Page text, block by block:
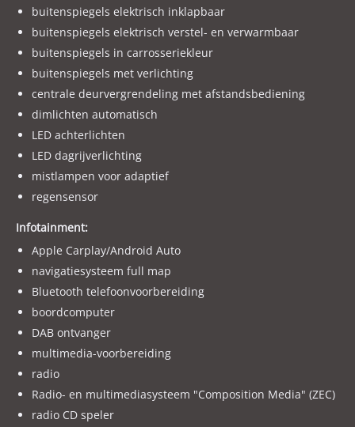
Voor onze actuele aanbod kijk op WWW.WELK.NL
Met vriendelijke groet en tot snel ! Bij Autocentre Van Der
Welk.
LET OP ! Wij adverteren via een adverteerders systeem. De
uitvoeringen en optielijst kunnen afwijken, er worden geen
rechten ontleend aan de verstrekte informatie in de
advertentie. Controleer altijd zelf de uitvoering en opties die
voor u belangrijk zijn voordat u de beslissing neemt.
buitenspiegels elektrisch inklapbaar
buitenspiegels elektrisch verstel- en verwarmbaar
buitenspiegels in carrosseriekleur
buitenspiegels met verlichting
centrale deurvergrendeling met afstandsbediening
dimlichten automatisch
LED achterlichten
LED dagrijverlichting
mistlampen voor adaptief
regensensor
Infotainment:
Apple Carplay/Android Auto
navigatiesysteem full map
Bluetooth telefoonvoorbereiding
boordcomputer
DAB ontvanger
multimedia-voorbereiding
radio
Radio- en multimediasysteem "Composition Media" (ZEC)
radio CD speler